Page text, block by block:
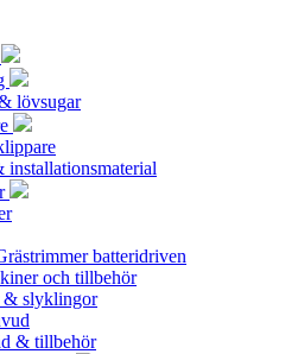
lövsugar
batteridriven
och tillbehör
slyklingor
& tillbehör